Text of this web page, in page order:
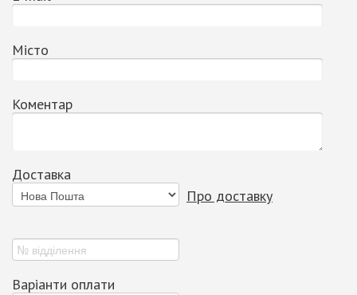
Місто
Коментар
Доставка
Про доставку
Варіанти оплати